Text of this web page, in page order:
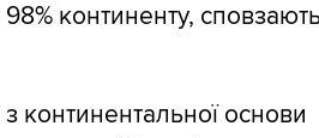
континенту,
континентальної основи